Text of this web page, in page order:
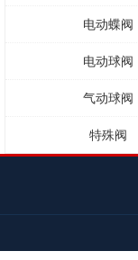
电动蝶阀
电动球阀
气动球阀
特殊阀